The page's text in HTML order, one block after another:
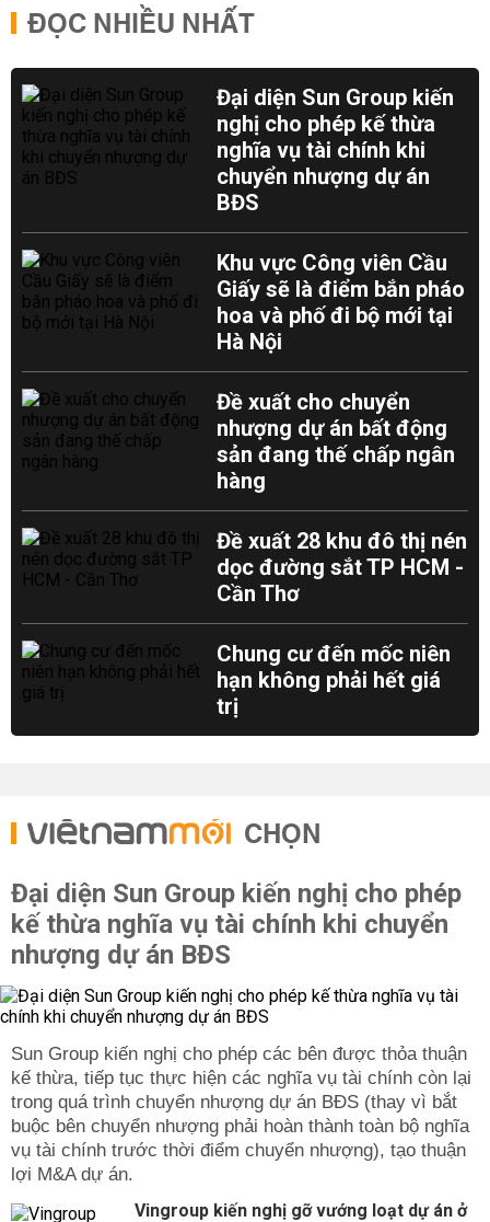
ĐỌC NHIỀU NHẤT
Đại diện Sun Group kiến
nghị cho phép kế thừa
nghĩa vụ tài chính khi
chuyển nhượng dự án
BĐS
Khu vực Công viên Cầu
Giấy sẽ là điểm bắn pháo
hoa và phố đi bộ mới tại
Hà Nội
Đề xuất cho chuyển
nhượng dự án bất động
sản đang thế chấp ngân
hàng
Đề xuất 28 khu đô thị nén
dọc đường sắt TP HCM -
Cần Thơ
Chung cư đến mốc niên
hạn không phải hết giá
trị
CHỌN
Đại diện Sun Group kiến nghị cho phép
kế thừa nghĩa vụ tài chính khi chuyển
nhượng dự án BĐS
Sun Group kiến nghị cho phép các bên được thỏa thuận
kế thừa, tiếp tục thực hiện các nghĩa vụ tài chính còn lại
trong quá trình chuyển nhượng dự án BĐS (thay vì bắt
buộc bên chuyển nhượng phải hoàn thành toàn bộ nghĩa
vụ tài chính trước thời điểm chuyển nhượng), tạo thuận
lợi M&A dự án.
Vingroup kiến nghị gỡ vướng loạt dự án ở